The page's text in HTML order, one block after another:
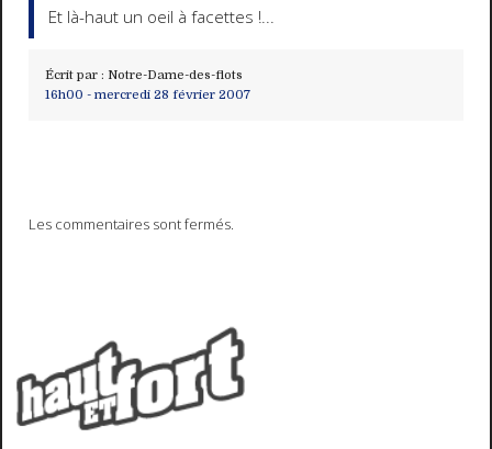
Et là-haut un oeil à facettes !...
Écrit par : Notre-Dame-des-flots
16h00 - mercredi 28 février 2007
Les commentaires sont fermés.